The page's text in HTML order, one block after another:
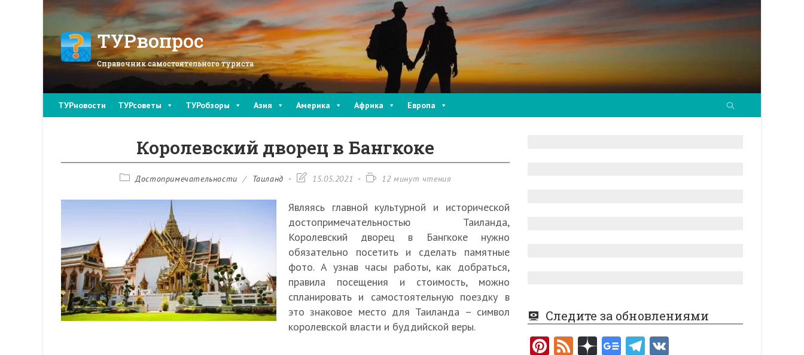
ТУРвопрос
Справочник самостоятельного туриста
ТУРновости ТУРсоветы ТУРобзоры Азия Америка Африка Европа
Королевский дворец в Бангкоке
РубрикаДостопримечательности / Таиланд
Запись15.05.2021
Время12 минут чтения
Являясь главной культурной и исторической
достопримечательностью Таиланда,
Королевский дворец в Бангкоке нужно
обязательно посетить и сделать памятные
фото. А узнав часы работы, как добраться,
правила посещения и стоимость, можно
спланировать и самостоятельную поездку в
это знаковое место для Таиланда – символ
королевской власти и буддийской веры.
Следите за обновлениями
Pi F